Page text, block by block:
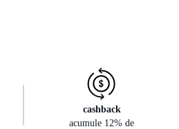
cashback
acumule 12% de